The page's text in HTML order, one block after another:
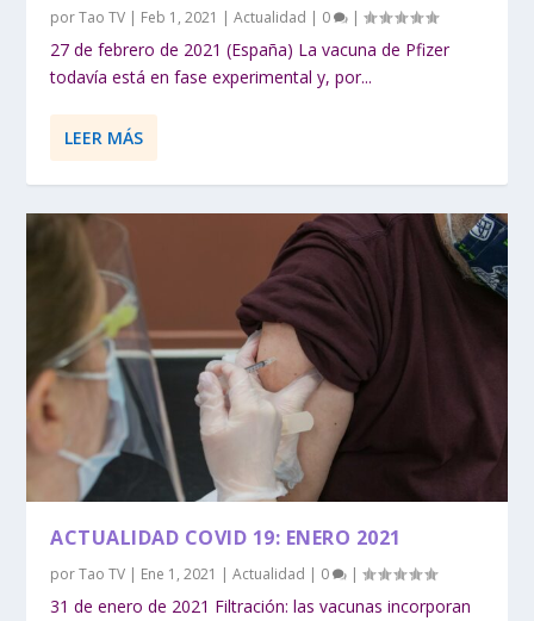
porTao TV | Feb 1, 2021 |Actualidad | 0 |
27 de febrero de 2021 (España) La vacuna de Pfizer
todavía está en fase experimental y, por...
LEER MÁS
ACTUALIDAD COVID 19: ENERO 2021
porTao TV | Ene 1, 2021 |Actualidad | 0 |
31 de enero de 2021 Filtración: las vacunas incorporan